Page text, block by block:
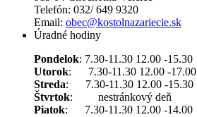
Telefón: 032/ 649 9320
Email: obec@kostolnazariecie.sk
Úradné hodiny
Pondelok: 7.30-11.30 12.00 -15.30
Utorok: 7.30-11.30 12.00 -17.00
Streda: 7.30-11.30 12.00 -15.30
Štvrtok: nestránkový deň
Piatok: 7.30-11.30 12.00 -14.00